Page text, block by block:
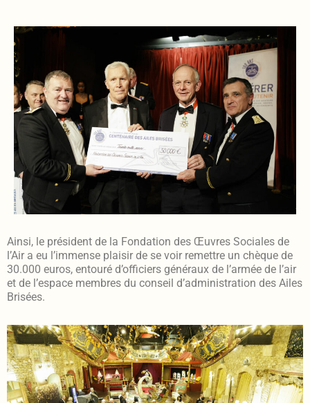
Ainsi, le président de la Fondation des Œuvres Sociales de
l’Air a eu l’immense plaisir de se voir remettre un chèque de
30.000 euros, entouré d’officiers généraux de l’armée de l’air
et de l’espace membres du conseil d’administration des Ailes
Brisées.